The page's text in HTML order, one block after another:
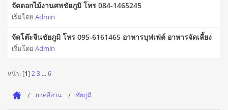
จัดดอกไม้งานศพชัยภูมิ โทร 084-1465245
เริ่มโดย Admin
จัดโต๊ะจีนชัยภูมิ โทร 095-6161465 อาหารบุฟเฟ่ต์ อาหารจัดเลี้ยง
เริ่มโดย Admin
หน้า: [1] 23 ...6
ภาคอีสาน ชัยภูมิ